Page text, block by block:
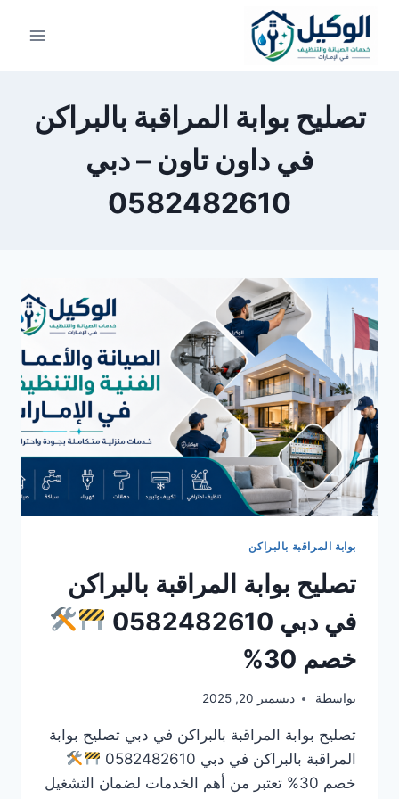
التجاوز
المحتوى
تصليح بوابة المراقبة بالبراكن
في داون تاون – دبي
0582482610
بوابة المراقبة بالبراكن
تصليح بوابة المراقبة بالبراكن
في دبي 0582482610
خصم 30%
بواسطة ديسمبر 20, 2025
تصليح بوابة المراقبة بالبراكن في دبي تصليح بوابة
المراقبة بالبراكن في دبي 0582482610
خصم 30% تعتبر من أهم الخدمات لضمان التشغيل